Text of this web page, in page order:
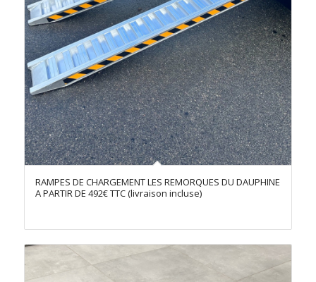
RAMPES DE CHARGEMENT LES REMORQUES DU DAUPHINE
A PARTIR DE 492€ TTC (livraison incluse)